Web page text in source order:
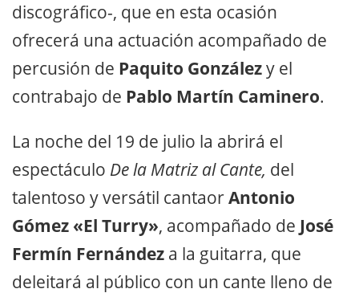
discográfico-, que en esta ocasión
ofrecerá una actuación acompañado de
percusión de Paquito Gonzálezy el
contrabajo de Pablo Martín Caminero.
La noche del 19 de julio la abrirá el
espectáculo De la Matriz al Cante, del
talentoso y versátil cantaorAntonio
Gómez «El Turry», acompañado de José
Fermín Fernández a la guitarra, que
deleitará al público con un cante lleno de